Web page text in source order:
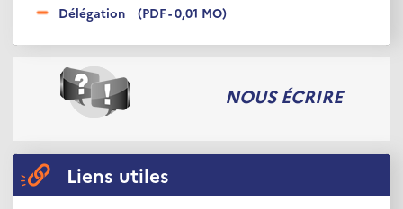
Délégation (PDF - 0,01 MO)
NOUS ÉCRIRE
Liens utiles